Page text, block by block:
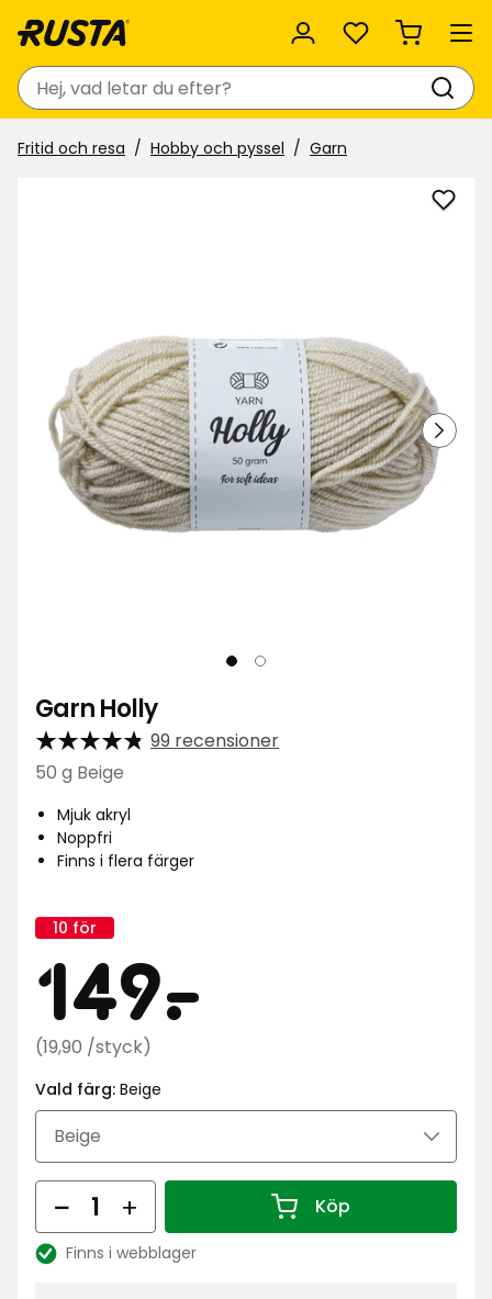
Favoriter
Sök
Fritid och resa Hobby och pyssel Garn
Lägg
Garn Holly
99 recensioner
50 g Beige
Mjuk akryl
Noppfri
Finns i flera färger
Kampanj
10 för
149-
.
Ordinarie
19,90
/styck
(19,90 /styck)
Vald färg: Beige
Antal Köp
Antal 1
Lagersaldo:
Finns i webblager